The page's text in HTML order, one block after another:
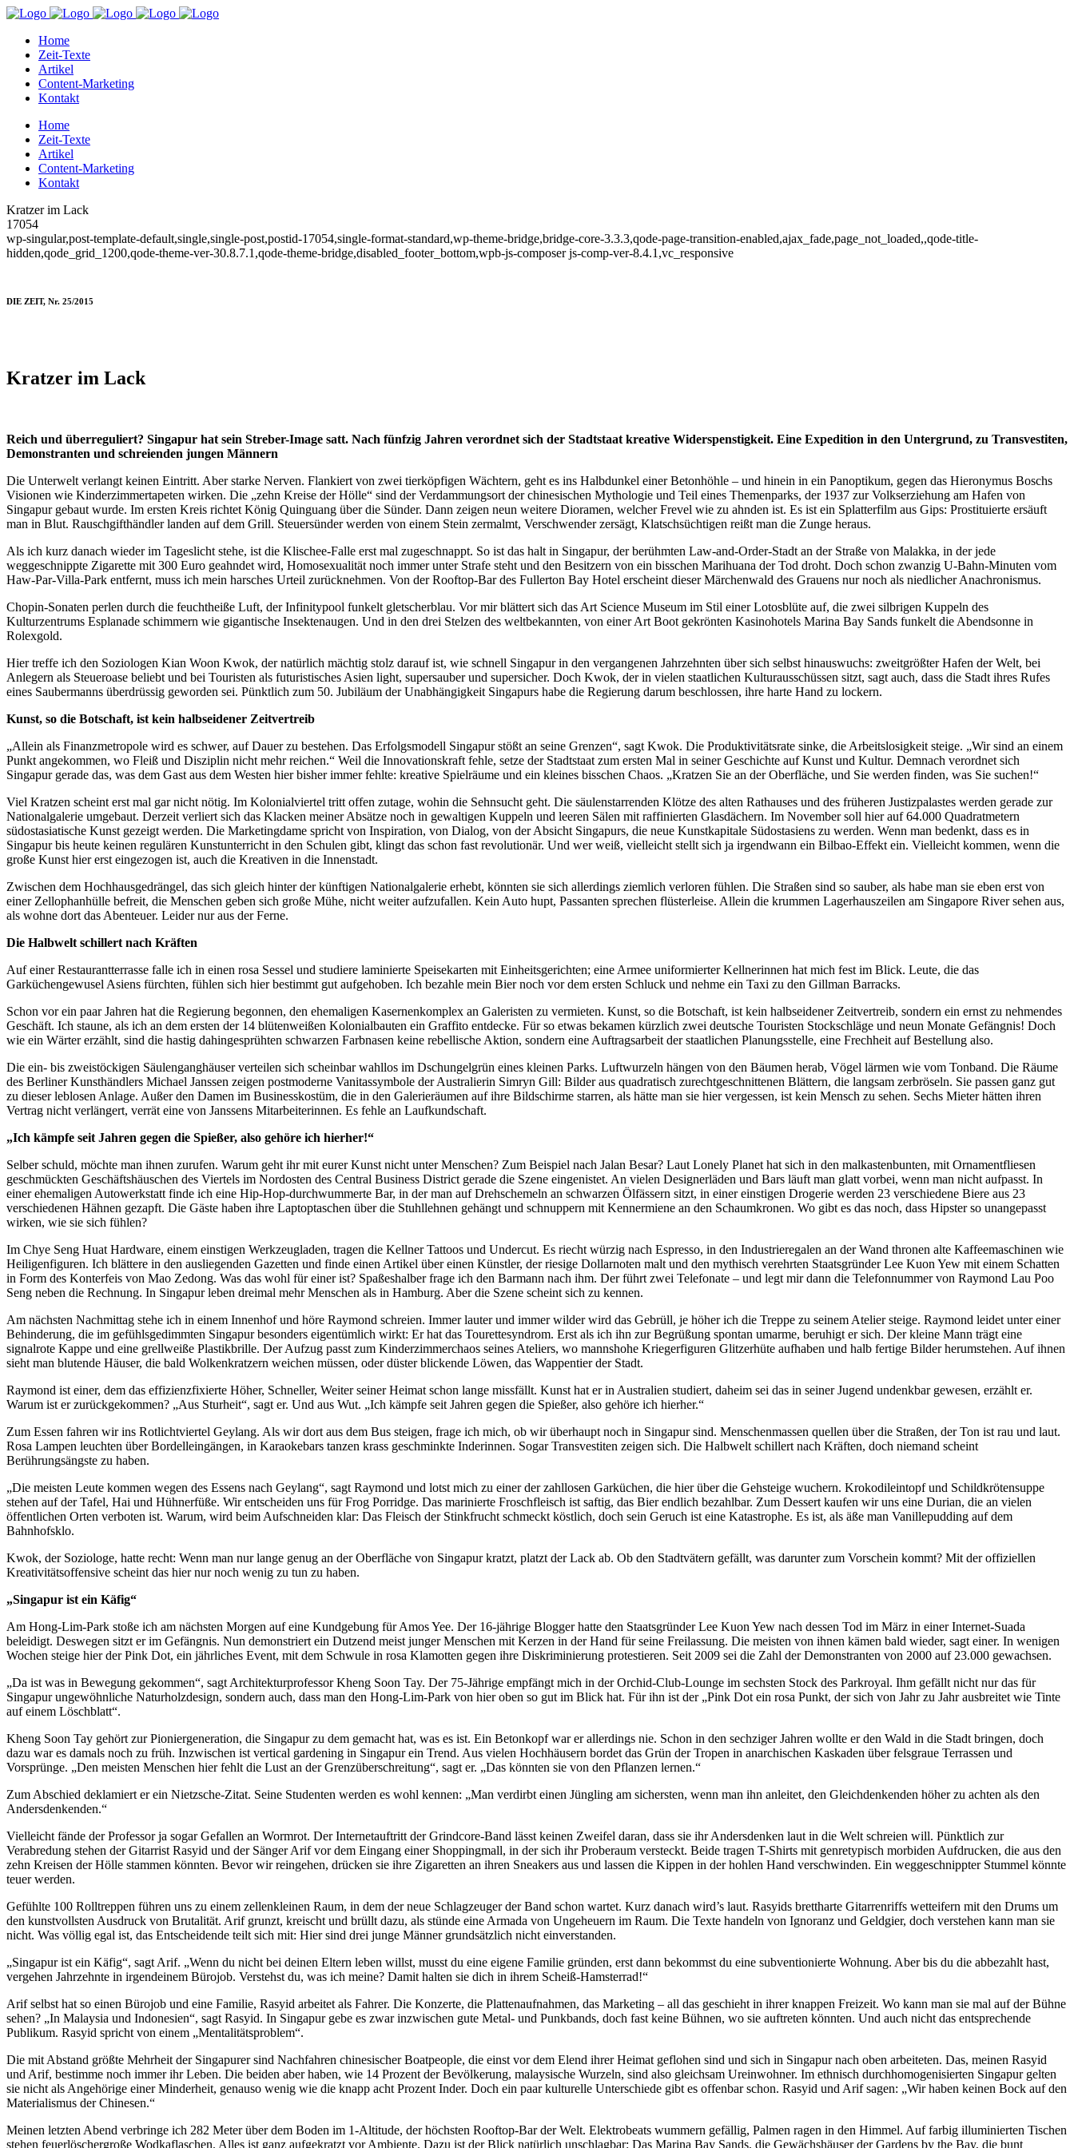
Home
Zeit-Texte
Artikel
Content-Marketing
Kontakt
Home
Zeit-Texte
Artikel
Content-Marketing
Kontakt
Kratzer im Lack
17054
wp-singular,post-template-default,single,single-post,postid-17054,single-format-standard,wp-theme-bridge,bridge-core-3.3.3,qode-page-transition-enabled,ajax_fade,page_not_loaded,,qode-title-
hidden,qode_grid_1200,qode-theme-ver-30.8.7.1,qode-theme-bridge,disabled_footer_bottom,wpb-js-composer js-comp-ver-8.4.1,vc_responsive
DIE ZEIT, Nr. 25/2015
Kratzer im Lack
Reich und überreguliert? Singapur hat sein Streber-Image satt. Nach fünfzig Jahren verordnet sich der Stadtstaat kreative Widerspenstigkeit. Eine Expedition in den Untergrund, zu Transvestiten,
Demonstranten und schreienden jungen Männern
Die Unterwelt verlangt keinen Eintritt. Aber starke Nerven. Flankiert von zwei tierköpfigen Wächtern, geht es ins Halbdunkel einer Betonhöhle – und hinein in ein Panoptikum, gegen das Hieronymus Boschs
Visionen wie Kinderzimmertapeten wirken. Die „zehn Kreise der Hölle“ sind der Verdammungsort der chinesischen Mythologie und Teil eines Themenparks, der 1937 zur Volkserziehung am Hafen von
Singapur gebaut wurde. Im ersten Kreis richtet König Quinguang über die Sünder. Dann zeigen neun weitere Dioramen, welcher Frevel wie zu ahnden ist. Es ist ein Splatterfilm aus Gips: Prostituierte ersäuft
man in Blut. Rauschgifthändler landen auf dem Grill. Steuersünder werden von einem Stein zermalmt, Verschwender zersägt, Klatschsüchtigen reißt man die Zunge heraus.
Als ich kurz danach wieder im Tageslicht stehe, ist die Klischee-Falle erst mal zugeschnappt. So ist das halt in Singapur, der berühmten Law-and-Order-Stadt an der Straße von Malakka, in der jede
weggeschnippte Zigarette mit 300 Euro geahndet wird, Homosexualität noch immer unter Strafe steht und den Besitzern von ein bisschen Marihuana der Tod droht. Doch schon zwanzig U-Bahn-Minuten vom
Haw-Par-Villa-Park entfernt, muss ich mein harsches Urteil zurücknehmen. Von der Rooftop-Bar des Fullerton Bay Hotel erscheint dieser Märchenwald des Grauens nur noch als niedlicher Anachronismus.
Chopin-Sonaten perlen durch die feuchtheiße Luft, der Infinitypool funkelt gletscherblau. Vor mir blättert sich das Art Science Museum im Stil einer Lotosblüte auf, die zwei silbrigen Kuppeln des
Kulturzentrums Esplanade schimmern wie gigantische Insektenaugen. Und in den drei Stelzen des weltbekannten, von einer Art Boot gekrönten Kasinohotels Marina Bay Sands funkelt die Abendsonne in
Rolexgold.
Hier treffe ich den Soziologen Kian Woon Kwok, der natürlich mächtig stolz darauf ist, wie schnell Singapur in den vergangenen Jahrzehnten über sich selbst hinauswuchs: zweitgrößter Hafen der Welt, bei
Anlegern als Steueroase beliebt und bei Touristen als futuristisches Asien light, supersauber und supersicher. Doch Kwok, der in vielen staatlichen Kulturausschüssen sitzt, sagt auch, dass die Stadt ihres Rufes
eines Saubermanns überdrüssig geworden sei. Pünktlich zum 50. Jubiläum der Unabhängigkeit Singapurs habe die Regierung darum beschlossen, ihre harte Hand zu lockern.
Kunst, so die Botschaft, ist kein halbseidener Zeitvertreib
„Allein als Finanzmetropole wird es schwer, auf Dauer zu bestehen. Das Erfolgsmodell Singapur stößt an seine Grenzen“, sagt Kwok. Die Produktivitätsrate sinke, die Arbeitslosigkeit steige. „Wir sind an einem
Punkt angekommen, wo Fleiß und Disziplin nicht mehr reichen.“ Weil die Innovationskraft fehle, setze der Stadtstaat zum ersten Mal in seiner Geschichte auf Kunst und Kultur. Demnach verordnet sich
Singapur gerade das, was dem Gast aus dem Westen hier bisher immer fehlte: kreative Spielräume und ein kleines bisschen Chaos. „Kratzen Sie an der Oberfläche, und Sie werden finden, was Sie suchen!“
Viel Kratzen scheint erst mal gar nicht nötig. Im Kolonialviertel tritt offen zutage, wohin die Sehnsucht geht. Die säulenstarrenden Klötze des alten Rathauses und des früheren Justizpalastes werden gerade zur
Nationalgalerie umgebaut. Derzeit verliert sich das Klacken meiner Absätze noch in gewaltigen Kuppeln und leeren Sälen mit raffinierten Glasdächern. Im November soll hier auf 64.000 Quadratmetern
südostasiatische Kunst gezeigt werden. Die Marketingdame spricht von Inspiration, von Dialog, von der Absicht Singapurs, die neue Kunstkapitale Südostasiens zu werden. Wenn man bedenkt, dass es in
Singapur bis heute keinen regulären Kunstunterricht in den Schulen gibt, klingt das schon fast revolutionär. Und wer weiß, vielleicht stellt sich ja irgendwann ein Bilbao-Effekt ein. Vielleicht kommen, wenn die
große Kunst hier erst eingezogen ist, auch die Kreativen in die Innenstadt.
Zwischen dem Hochhausgedrängel, das sich gleich hinter der künftigen Nationalgalerie erhebt, könnten sie sich allerdings ziemlich verloren fühlen. Die Straßen sind so sauber, als habe man sie eben erst von
einer Zellophanhülle befreit, die Menschen geben sich große Mühe, nicht weiter aufzufallen. Kein Auto hupt, Passanten sprechen flüsterleise. Allein die krummen Lagerhauszeilen am Singapore River sehen aus,
als wohne dort das Abenteuer. Leider nur aus der Ferne.
Die Halbwelt schillert nach Kräften
Auf einer Restaurantterrasse falle ich in einen rosa Sessel und studiere laminierte Speisekarten mit Einheitsgerichten; eine Armee uniformierter Kellnerinnen hat mich fest im Blick. Leute, die das
Garküchengewusel Asiens fürchten, fühlen sich hier bestimmt gut aufgehoben. Ich bezahle mein Bier noch vor dem ersten Schluck und nehme ein Taxi zu den Gillman Barracks.
Schon vor ein paar Jahren hat die Regierung begonnen, den ehemaligen Kasernenkomplex an Galeristen zu vermieten. Kunst, so die Botschaft, ist kein halbseidener Zeitvertreib, sondern ein ernst zu nehmendes
Geschäft. Ich staune, als ich an dem ersten der 14 blütenweißen Kolonialbauten ein Graffito entdecke. Für so etwas bekamen kürzlich zwei deutsche Touristen Stockschläge und neun Monate Gefängnis! Doch
wie ein Wärter erzählt, sind die hastig dahingesprühten schwarzen Farbnasen keine rebellische Aktion, sondern eine Auftragsarbeit der staatlichen Planungsstelle, eine Frechheit auf Bestellung also.
Die ein- bis zweistöckigen Säulenganghäuser verteilen sich scheinbar wahllos im Dschungelgrün eines kleinen Parks. Luftwurzeln hängen von den Bäumen herab, Vögel lärmen wie vom Tonband. Die Räume
des Berliner Kunsthändlers Michael Janssen zeigen postmoderne Vanitassymbole der Australierin Simryn Gill: Bilder aus quadratisch zurechtgeschnittenen Blättern, die langsam zerbröseln. Sie passen ganz gut
zu dieser leblosen Anlage. Außer den Damen im Businesskostüm, die in den Galerieräumen auf ihre Bildschirme starren, als hätte man sie hier vergessen, ist kein Mensch zu sehen. Sechs Mieter hätten ihren
Vertrag nicht verlängert, verrät eine von Janssens Mitarbeiterinnen. Es fehle an Laufkundschaft.
„Ich kämpfe seit Jahren gegen die Spießer, also gehöre ich hierher!“
Selber schuld, möchte man ihnen zurufen. Warum geht ihr mit eurer Kunst nicht unter Menschen? Zum Beispiel nach Jalan Besar? Laut Lonely Planet hat sich in den malkastenbunten, mit Ornamentfliesen
geschmückten Geschäftshäuschen des Viertels im Nordosten des Central Business District gerade die Szene eingenistet. An vielen Designerläden und Bars läuft man glatt vorbei, wenn man nicht aufpasst. In
einer ehemaligen Autowerkstatt finde ich eine Hip-Hop-durchwummerte Bar, in der man auf Drehschemeln an schwarzen Ölfässern sitzt, in einer einstigen Drogerie werden 23 verschiedene Biere aus 23
verschiedenen Hähnen gezapft. Die Gäste haben ihre Laptoptaschen über die Stuhllehnen gehängt und schnuppern mit Kennermiene an den Schaumkronen. Wo gibt es das noch, dass Hipster so unangepasst
wirken, wie sie sich fühlen?
Im Chye Seng Huat Hardware, einem einstigen Werkzeugladen, tragen die Kellner Tattoos und Undercut. Es riecht würzig nach Espresso, in den Industrieregalen an der Wand thronen alte Kaffeemaschinen wie
Heiligenfiguren. Ich blättere in den ausliegenden Gazetten und finde einen Artikel über einen Künstler, der riesige Dollarnoten malt und den mythisch verehrten Staatsgründer Lee Kuon Yew mit einem Schatten
in Form des Konterfeis von Mao Zedong. Was das wohl für einer ist? Spaßeshalber frage ich den Barmann nach ihm. Der führt zwei Telefonate – und legt mir dann die Telefonnummer von Raymond Lau Poo
Seng neben die Rechnung. In Singapur leben dreimal mehr Menschen als in Hamburg. Aber die Szene scheint sich zu kennen.
Am nächsten Nachmittag stehe ich in einem Innenhof und höre Raymond schreien. Immer lauter und immer wilder wird das Gebrüll, je höher ich die Treppe zu seinem Atelier steige. Raymond leidet unter einer
Behinderung, die im gefühlsgedimmten Singapur besonders eigentümlich wirkt: Er hat das Tourettesyndrom. Erst als ich ihn zur Begrüßung spontan umarme, beruhigt er sich. Der kleine Mann trägt eine
signalrote Kappe und eine grellweiße Plastikbrille. Der Aufzug passt zum Kinderzimmerchaos seines Ateliers, wo mannshohe Kriegerfiguren Glitzerhüte aufhaben und halb fertige Bilder herumstehen. Auf ihnen
sieht man blutende Häuser, die bald Wolkenkratzern weichen müssen, oder düster blickende Löwen, das Wappentier der Stadt.
Raymond ist einer, dem das effizienzfixierte Höher, Schneller, Weiter seiner Heimat schon lange missfällt. Kunst hat er in Australien studiert, daheim sei das in seiner Jugend undenkbar gewesen, erzählt er.
Warum ist er zurückgekommen? „Aus Sturheit“, sagt er. Und aus Wut. „Ich kämpfe seit Jahren gegen die Spießer, also gehöre ich hierher.“
Zum Essen fahren wir ins Rotlichtviertel Geylang. Als wir dort aus dem Bus steigen, frage ich mich, ob wir überhaupt noch in Singapur sind. Menschenmassen quellen über die Straßen, der Ton ist rau und laut.
Rosa Lampen leuchten über Bordelleingängen, in Karaokebars tanzen krass geschminkte Inderinnen. Sogar Transvestiten zeigen sich. Die Halbwelt schillert nach Kräften, doch niemand scheint
Berührungsängste zu haben.
„Die meisten Leute kommen wegen des Essens nach Geylang“, sagt Raymond und lotst mich zu einer der zahllosen Garküchen, die hier über die Gehsteige wuchern. Krokodileintopf und Schildkrötensuppe
stehen auf der Tafel, Hai und Hühnerfüße. Wir entscheiden uns für Frog Porridge. Das marinierte Froschfleisch ist saftig, das Bier endlich bezahlbar. Zum Dessert kaufen wir uns eine Durian, die an vielen
öffentlichen Orten verboten ist. Warum, wird beim Aufschneiden klar: Das Fleisch der Stinkfrucht schmeckt köstlich, doch sein Geruch ist eine Katastrophe. Es ist, als äße man Vanillepudding auf dem
Bahnhofsklo.
Kwok, der Soziologe, hatte recht: Wenn man nur lange genug an der Oberfläche von Singapur kratzt, platzt der Lack ab. Ob den Stadtvätern gefällt, was darunter zum Vorschein kommt? Mit der offiziellen
Kreativitätsoffensive scheint das hier nur noch wenig zu tun zu haben.
„Singapur ist ein Käfig“
Am Hong-Lim-Park stoße ich am nächsten Morgen auf eine Kundgebung für Amos Yee. Der 16-jährige Blogger hatte den Staatsgründer Lee Kuon Yew nach dessen Tod im März in einer Internet-Suada
beleidigt. Deswegen sitzt er im Gefängnis. Nun demonstriert ein Dutzend meist junger Menschen mit Kerzen in der Hand für seine Freilassung. Die meisten von ihnen kämen bald wieder, sagt einer. In wenigen
Wochen steige hier der Pink Dot, ein jährliches Event, mit dem Schwule in rosa Klamotten gegen ihre Diskriminierung protestieren. Seit 2009 sei die Zahl der Demonstranten von 2000 auf 23.000 gewachsen.
„Da ist was in Bewegung gekommen“, sagt Architekturprofessor Kheng Soon Tay. Der 75-Jährige empfängt mich in der Orchid-Club-Lounge im sechsten Stock des Parkroyal. Ihm gefällt nicht nur das für
Singapur ungewöhnliche Naturholzdesign, sondern auch, dass man den Hong-Lim-Park von hier oben so gut im Blick hat. Für ihn ist der „Pink Dot ein rosa Punkt, der sich von Jahr zu Jahr ausbreitet wie Tinte
auf einem Löschblatt“.
Kheng Soon Tay gehört zur Pioniergeneration, die Singapur zu dem gemacht hat, was es ist. Ein Betonkopf war er allerdings nie. Schon in den sechziger Jahren wollte er den Wald in die Stadt bringen, doch
dazu war es damals noch zu früh. Inzwischen ist vertical gardening in Singapur ein Trend. Aus vielen Hochhäusern bordet das Grün der Tropen in anarchischen Kaskaden über felsgraue Terrassen und
Vorsprünge. „Den meisten Menschen hier fehlt die Lust an der Grenzüberschreitung“, sagt er. „Das könnten sie von den Pflanzen lernen.“
Zum Abschied deklamiert er ein Nietzsche-Zitat. Seine Studenten werden es wohl kennen: „Man verdirbt einen Jüngling am sichersten, wenn man ihn anleitet, den Gleichdenkenden höher zu achten als den
Andersdenkenden.“
Vielleicht fände der Professor ja sogar Gefallen an Wormrot. Der Internetauftritt der Grindcore-Band lässt keinen Zweifel daran, dass sie ihr Andersdenken laut in die Welt schreien will. Pünktlich zur
Verabredung stehen der Gitarrist Rasyid und der Sänger Arif vor dem Eingang einer Shoppingmall, in der sich ihr Proberaum versteckt. Beide tragen T-Shirts mit genretypisch morbiden Aufdrucken, die aus den
zehn Kreisen der Hölle stammen könnten. Bevor wir reingehen, drücken sie ihre Zigaretten an ihren Sneakers aus und lassen die Kippen in der hohlen Hand verschwinden. Ein weggeschnippter Stummel könnte
teuer werden.
Gefühlte 100 Rolltreppen führen uns zu einem zellenkleinen Raum, in dem der neue Schlagzeuger der Band schon wartet. Kurz danach wird’s laut. Rasyids brettharte Gitarrenriffs wetteifern mit den Drums um
den kunstvollsten Ausdruck von Brutalität. Arif grunzt, kreischt und brüllt dazu, als stünde eine Armada von Ungeheuern im Raum. Die Texte handeln von Ignoranz und Geldgier, doch verstehen kann man sie
nicht. Was völlig egal ist, das Entscheidende teilt sich mit: Hier sind drei junge Männer grundsätzlich nicht einverstanden.
„Singapur ist ein Käfig“, sagt Arif. „Wenn du nicht bei deinen Eltern leben willst, musst du eine eigene Familie gründen, erst dann bekommst du eine subventionierte Wohnung. Aber bis du die abbezahlt hast,
vergehen Jahrzehnte in irgendeinem Bürojob. Verstehst du, was ich meine? Damit halten sie dich in ihrem Scheiß-Hamsterrad!“
Arif selbst hat so einen Bürojob und eine Familie, Rasyid arbeitet als Fahrer. Die Konzerte, die Plattenaufnahmen, das Marketing – all das geschieht in ihrer knappen Freizeit. Wo kann man sie mal auf der Bühne
sehen? „In Malaysia und Indonesien“, sagt Rasyid. In Singapur gebe es zwar inzwischen gute Metal- und Punkbands, doch fast keine Bühnen, wo sie auftreten könnten. Und auch nicht das entsprechende
Publikum. Rasyid spricht von einem „Mentalitätsproblem“.
Die mit Abstand größte Mehrheit der Singapurer sind Nachfahren chinesischer Boatpeople, die einst vor dem Elend ihrer Heimat geflohen sind und sich in Singapur nach oben arbeiteten. Das, meinen Rasyid
und Arif, bestimme noch immer ihr Leben. Die beiden aber haben, wie 14 Prozent der Bevölkerung, malaysische Wurzeln, sind also gleichsam Ureinwohner. Im ethnisch durchhomogenisierten Singapur gelten
sie nicht als Angehörige einer Minderheit, genauso wenig wie die knapp acht Prozent Inder. Doch ein paar kulturelle Unterschiede gibt es offenbar schon. Rasyid und Arif sagen: „Wir haben keinen Bock auf den
Materialismus der Chinesen.“
Meinen letzten Abend verbringe ich 282 Meter über dem Boden im 1-Altitude, der höchsten Rooftop-Bar der Welt. Elektrobeats wummern gefällig, Palmen ragen in den Himmel. Auf farbig illuminierten Tischen
stehen feuerlöschergroße Wodkaflaschen. Alles ist ganz aufgekratzt vor Ambiente. Dazu ist der Blick natürlich unschlagbar: Das Marina Bay Sands, die Gewächshäuser der Gardens by the Bay, die bunt